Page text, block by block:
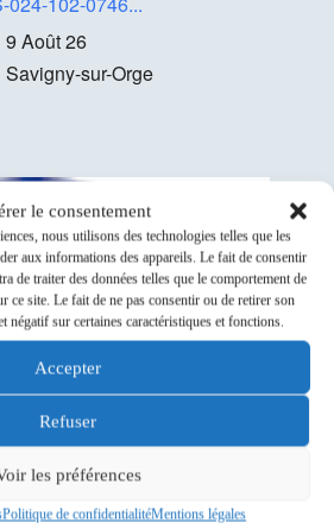
le consentement
nous utilisons des technologies telles que les
aux informations des appareils. Le fait de consentir
de traiter des données telles que le comportement de
ce site. Le fait de ne pas consentir ou de retirer son
négatif sur certaines caractéristiques et fonctions.
Accepter
Refuser
les préférences
Politique de confidentialitéMentions légales
9 Août 26
Savigny-sur-Orge